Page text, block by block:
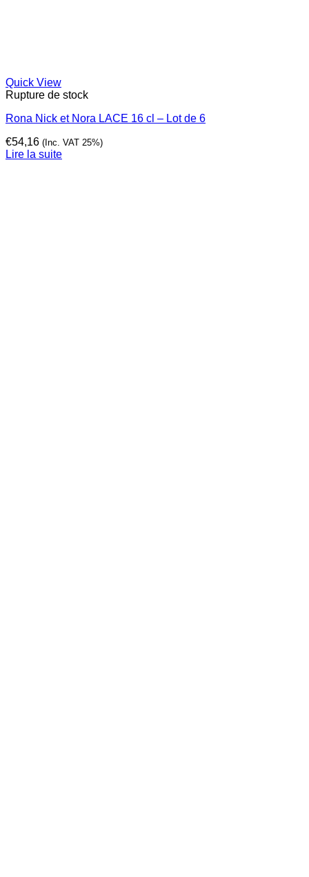
Quick View
Rupture de stock
Rona Nick et Nora LACE 16 cl – Lot de 6
€54,16 (Inc. VAT 25%)
Lire la suite